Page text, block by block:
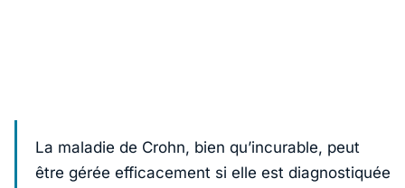
La maladie de Crohn, bien qu’incurable, peut
être gérée efficacement si elle est diagnostiquée